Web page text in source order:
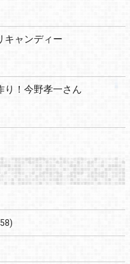
キャンディー
り！今野孝一さん